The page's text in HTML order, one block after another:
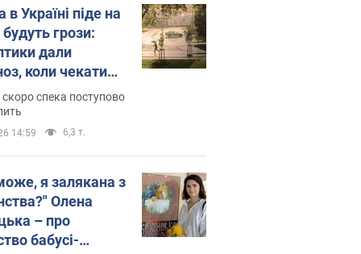
в Україні піде на
грози:
дали
коли чекати
погоди
скоро спека поступово
14:59 6,3 т.
я залякана з
Олена
– про
бабусі-